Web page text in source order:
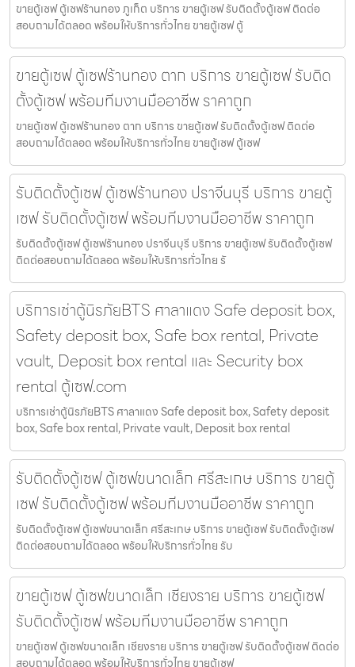
ขายตู้เซฟ ตู้เซฟร้านทอง ภูเก็ต บริการ ขายตู้เซฟ รับติดตั้งตู้เซฟ ติดต่อ
สอบถามได้ตลอด พร้อมให้บริการทั่วไทย ขายตู้เซฟ ตู้
ขายตู้เซฟ ตู้เซฟร้านทอง ตาก บริการ ขายตู้เซฟ รับติด
ตั้งตู้เซฟ พร้อมทีมงานมืออาชีพ ราคาถูก
ขายตู้เซฟ ตู้เซฟร้านทอง ตาก บริการ ขายตู้เซฟ รับติดตั้งตู้เซฟ ติดต่อ
สอบถามได้ตลอด พร้อมให้บริการทั่วไทย ขายตู้เซฟ ตู้เซฟ
รับติดตั้งตู้เซฟ ตู้เซฟร้านทอง ปราจีนบุรี บริการ ขายตู้
เซฟ รับติดตั้งตู้เซฟ พร้อมทีมงานมืออาชีพ ราคาถูก
รับติดตั้งตู้เซฟ ตู้เซฟร้านทอง ปราจีนบุรี บริการ ขายตู้เซฟ รับติดตั้งตู้เซฟ
ติดต่อสอบถามได้ตลอด พร้อมให้บริการทั่วไทย รั
บริการเช่าตู้นิรภัยBTS ศาลาแดง Safe deposit box,
Safety deposit box, Safe box rental, Private
vault, Deposit box rental และ Security box
rental ตู้เซฟ.com
บริการเช่าตู้นิรภัยBTS ศาลาแดง Safe deposit box, Safety deposit
box, Safe box rental, Private vault, Deposit box rental
รับติดตั้งตู้เซฟ ตู้เซฟขนาดเล็ก ศรีสะเกษ บริการ ขายตู้
เซฟ รับติดตั้งตู้เซฟ พร้อมทีมงานมืออาชีพ ราคาถูก
รับติดตั้งตู้เซฟ ตู้เซฟขนาดเล็ก ศรีสะเกษ บริการ ขายตู้เซฟ รับติดตั้งตู้เซฟ
ติดต่อสอบถามได้ตลอด พร้อมให้บริการทั่วไทย รับ
ขายตู้เซฟ ตู้เซฟขนาดเล็ก เชียงราย บริการ ขายตู้เซฟ
รับติดตั้งตู้เซฟ พร้อมทีมงานมืออาชีพ ราคาถูก
ขายตู้เซฟ ตู้เซฟขนาดเล็ก เชียงราย บริการ ขายตู้เซฟ รับติดตั้งตู้เซฟ ติดต่อ
สอบถามได้ตลอด พร้อมให้บริการทั่วไทย ขายตู้เซฟ